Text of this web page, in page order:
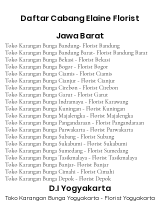
Daftar Cabang Elaine Florist
Jawa Barat
Toko Karangan Bunga Bandung- Florist Bandung
Toko Karangan Bunga Bandung Barat- Florist Bandung Barat
Toko Karangan Bunga Bekasi - Florist Bekasi
Toko Karangan Bunga Bogor - Florist Bogor
Toko Karangan Bunga Ciamis - Florist Ciamis
Toko Karangan Bunga Cianjur - Florist Cianjur
Toko Karangan Bunga Cirebon - Florist Cirebon
Toko Karangan Bunga Garut - Florist Garut
Toko Karangan Bunga Indramayu - Florist Karawang
Toko Karangan Bunga Kuningan - Florist Kuningan
Toko Karangan Bunga Majalengka - Florist Majalengka
Toko Karangan Bunga Pangandaraan - Florist Pangandaraan
Toko Karangan Bunga Purwakarta - Florist Purwakarta
Toko Karangan Bunga Subang - Florist Subang
Toko Karangan Bunga Sukabumi - Florist Sukabumi
Toko Karangan Bunga Sumedang - Florist Sumedang
Toko Karangan Bunga Tasikmalaya - Florist Tasikmalaya
Toko Karangan Bunga Banjar- Florist Banjar
Toko Karangan Bunga Cimahi - Florist Cimahi
Toko Karangan Bunga Depok - Florist Depok
D.I Yogyakarta
Toko Karangan Bunga Yogyakarta - Florist Yogyakarta